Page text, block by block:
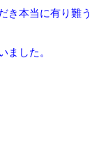
き本当に有り難う
ました。